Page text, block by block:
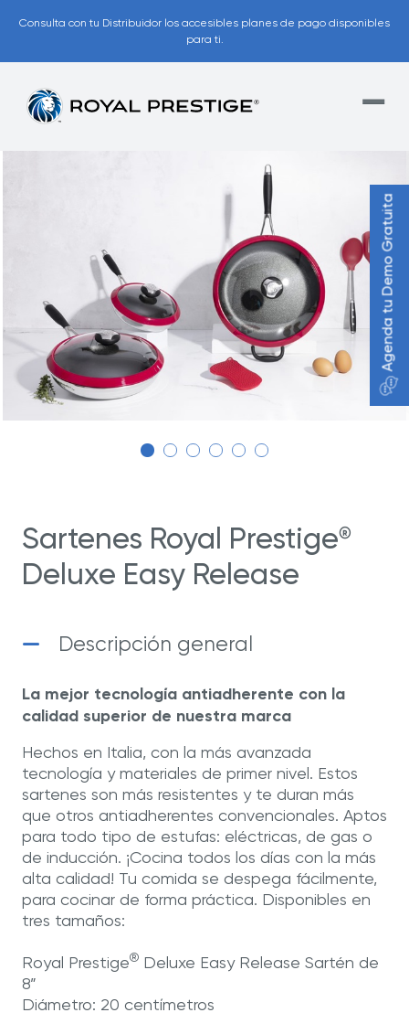
Consulta con tu Distribuidor los accesibles planes de pago disponibles
para ti.
Sartenes Royal Prestige®
Deluxe Easy Release
Descripción general
La mejor tecnología antiadherente con la
calidad superior de nuestra marca
Hechos en Italia, con la más avanzada
tecnología y materiales de primer nivel. Estos
sartenes son más resistentes y te duran más
que otros antiadherentes convencionales. Aptos
para todo tipo de estufas: eléctricas, de gas o
de inducción. ¡Cocina todos los días con la más
alta calidad! Tu comida se despega fácilmente,
para cocinar de forma práctica. Disponibles en
tres tamaños:
Royal Prestige® Deluxe Easy Release Sartén de
8”
Diámetro: 20 centímetros
Agenda tu Demo Gratuita